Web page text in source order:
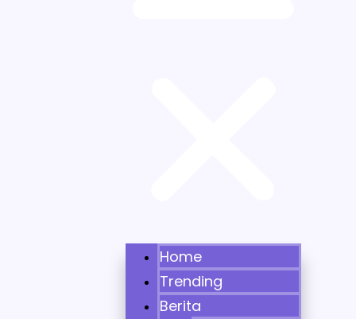
Home
Trending
Berita